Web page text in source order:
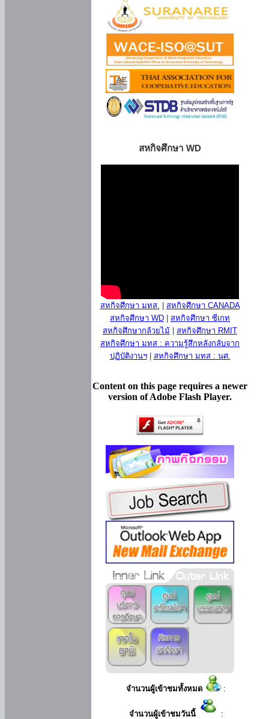
สหกิจศึกษา WD
สหกิจศึกษา มทส.
สหกิจศึกษา CANADA
สหกิจศึกษา WD
สหกิจศึกษา ซีเกท
สหกิจศึกษากล้วยไม้
สหกิจศึกษา RMIT
สหกิจศึกษา มทส : ความรู้สึกหลังกลับจาก
ปฏิบัติงานฯ| สหกิจศึกษา มทส : นศ.
Content on this page requires a newer
version of Adobe Flash Player.
จำนวนผู้เข้าชมทั้งหมด :
จำนวนผู้เข้าชมวันนี้ :